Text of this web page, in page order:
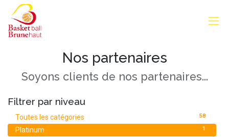
Nos partenaires
Soyons clients de nos partenaires...
Filtrer par niveau
58
Toutes les catégories
1
Platinum